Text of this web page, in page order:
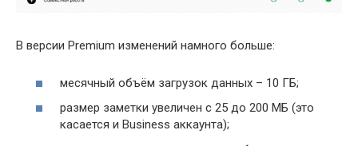
В версии Premium изменений намного больше:
месячный объём загрузок данных – 10 ГБ;
размер заметки увеличен с 25 до 200 МБ (это
касается и Business аккаунта);